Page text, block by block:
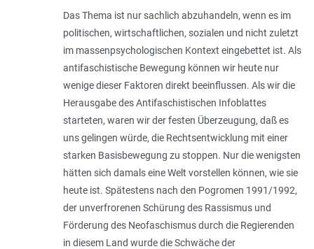
Das Thema ist nur sachlich abzuhandeln, wenn es im
politischen, wirtschaftlichen, sozialen und nicht zuletzt
im massenpsychologischen Kontext eingebettet ist. Als
antifaschistische Bewegung können wir heute nur
wenige dieser Faktoren direkt beeinflussen. Als wir die
Herausgabe des Antifaschistischen Infoblattes
starteten, waren wir der festen Überzeugung, daß es
uns gelingen würde, die Rechtsentwicklung mit einer
starken Basisbewegung zu stoppen. Nur die wenigsten
hätten sich damals eine Welt vorstellen können, wie sie
heute ist. Spätestens nach den Pogromen 1991/1992,
der unverfrorenen Schürung des Rassismus und
Förderung des Neofaschismus durch die Regierenden
in diesem Land wurde die Schwäche der